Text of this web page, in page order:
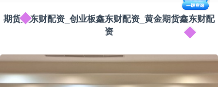
期货鑫东财配资_创业板鑫东财配资_黄金期货鑫东财配
资